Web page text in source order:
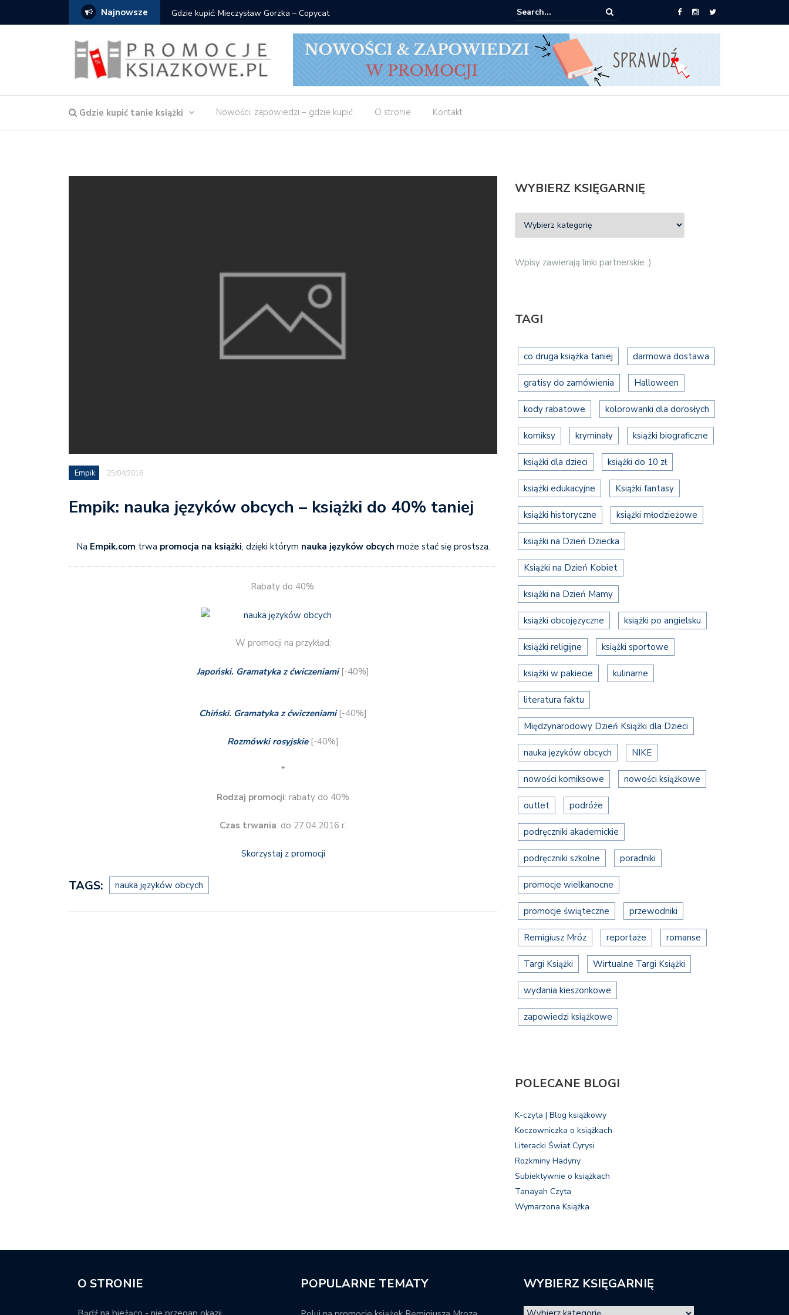
Najnowsze Gdzie kupić: Mieczysław Gorzka – Copycat Znak: książki od 2,90 zł do zamówienia
Gdzie kupić tanie książki Nowości, zapowiedzi – gdzie kupić O stronie Kontakt
Empik 25/04/2016
Empik: nauka języków obcych – książki do 40% taniej
Na Empik.com trwa promocja na książki, dzięki którym nauka języków obcych może stać się prostsza.
Rabaty do 40%.
W promocji na przykład:
Japoński. Gramatyka z ćwiczeniami [-40%]
Chiński. Gramatyka z ćwiczeniami[-40%]
Rozmówki rosyjskie[-40%]
*
Rodzaj promocji: rabaty do 40%
Czas trwania: do 27.04.2016 r.
Skorzystaj z promocji
TAGS: nauka języków obcych
WYBIERZ KSIĘGARNIĘ
Wpisy zawierają linki partnerskie :)
TAGI
co druga książka taniej darmowa dostawa
gratisy do zamówienia Halloween
kody rabatowe kolorowanki dla dorosłych
komiksy kryminały książki biograficzne
książki dla dzieci książki do 10 zł
książki edukacyjne Książki fantasy
książki historyczne książki młodzieżowe
książki na Dzień Dziecka
Książki na Dzień Kobiet
książki na Dzień Mamy
książki obcojęzyczne książki po angielsku
książki religijne książki sportowe
książki w pakiecie kulinarne
literatura faktu
Międzynarodowy Dzień Książki dla Dzieci
nauka języków obcych NIKE
nowości komiksowe nowości książkowe
outlet podróże
podręczniki akademickie
podręczniki szkolne poradniki
promocje wielkanocne
promocje świąteczne przewodniki
Remigiusz Mróz reportaże romanse
Targi Książki Wirtualne Targi Książki
wydania kieszonkowe
zapowiedzi książkowe
POLECANE BLOGI
K-czyta | Blog książkowy
Koczowniczka o książkach
Literacki Świat Cyrysi
Rozkminy Hadyny
Subiektywnie o książkach
Tanayah Czyta
Wymarzona Książka
O STRONIE POPULARNE TEMATY WYBIERZ KSIĘGARNIĘ